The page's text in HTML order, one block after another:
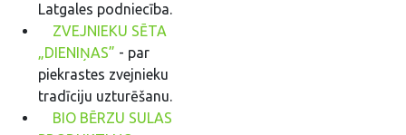
Latgales podniecība.
ZVEJNIEKU SĒTA
„DIENIŅAS” - par
piekrastes zvejnieku
tradīciju uzturēšanu.
BIO BĒRZU SULAS